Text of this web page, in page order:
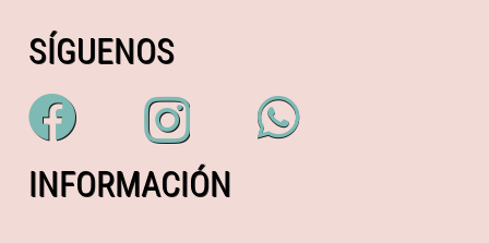
SÍGUENOS
INFORMACIÓN